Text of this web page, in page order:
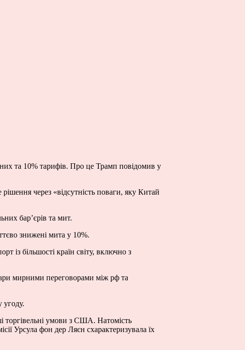
та 10% тарифів. Про це Трамп повідомив у
через «відсутність поваги, яку Китай
бар’єрів та мит.
знижені мита у 10%.
із більшості країн світу, включно з
мирними переговорами між рф та
угоду.
торгівельні умови з США. Натомість
Урсула фон дер Ляєн схарактеризувала їх